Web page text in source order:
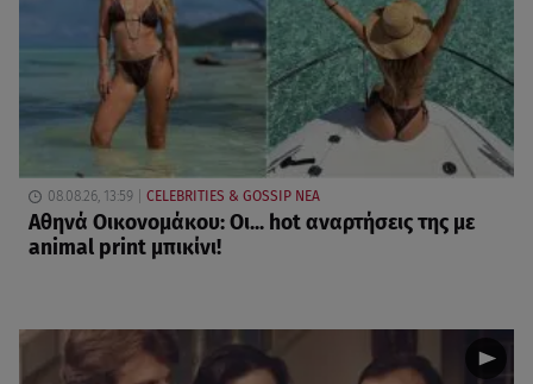
08.08.26, 13:59 CELEBRITIES & GOSSIP ΝΕΑ
Αθηνά Οικονομάκου: Οι... hot αναρτήσεις της με
animal print μπικίνι!